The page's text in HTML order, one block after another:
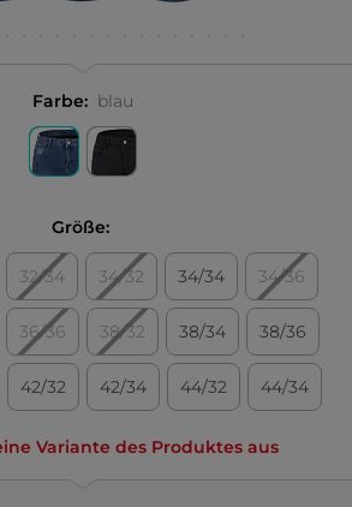
Farbe: blau
Größe:
32/34 34/32 34/34 34/36
36/36 38/32 38/34 38/36
42/32 42/34 44/32 44/34
Variante des Produktes aus